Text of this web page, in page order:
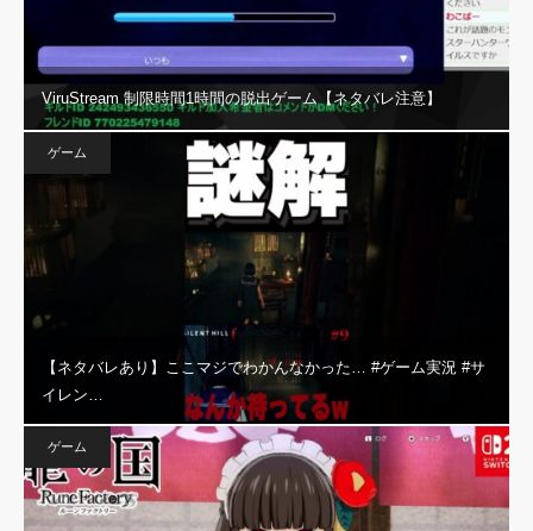
ViruStream 制限時間1時間の脱出ゲーム【ネタバレ注意】
ゲーム
【ネタバレあり】ここマジでわかんなかった… #ゲーム実況 #サ
イレン…
ゲーム